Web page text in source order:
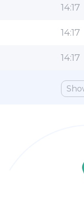
14:17
14:17
14:17